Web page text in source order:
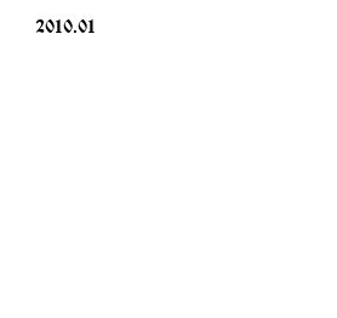
2010.01